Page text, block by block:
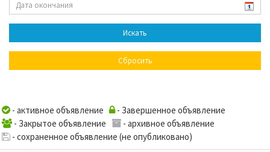
- активное объявление
- Завершенное объявление
- Закрытое объявление
- архивное объявление
- сохраненное объявление (не опубликовано)